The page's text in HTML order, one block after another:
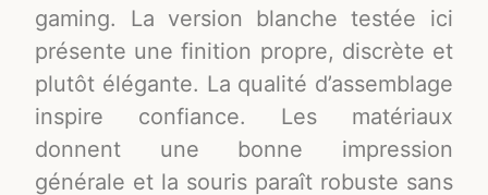
gaming. La version blanche testée ici
présente une finition propre, discrète et
plutôt élégante. La qualité d’assemblage
inspire confiance. Les matériaux
donnent une bonne impression
générale et la souris paraît robuste sans